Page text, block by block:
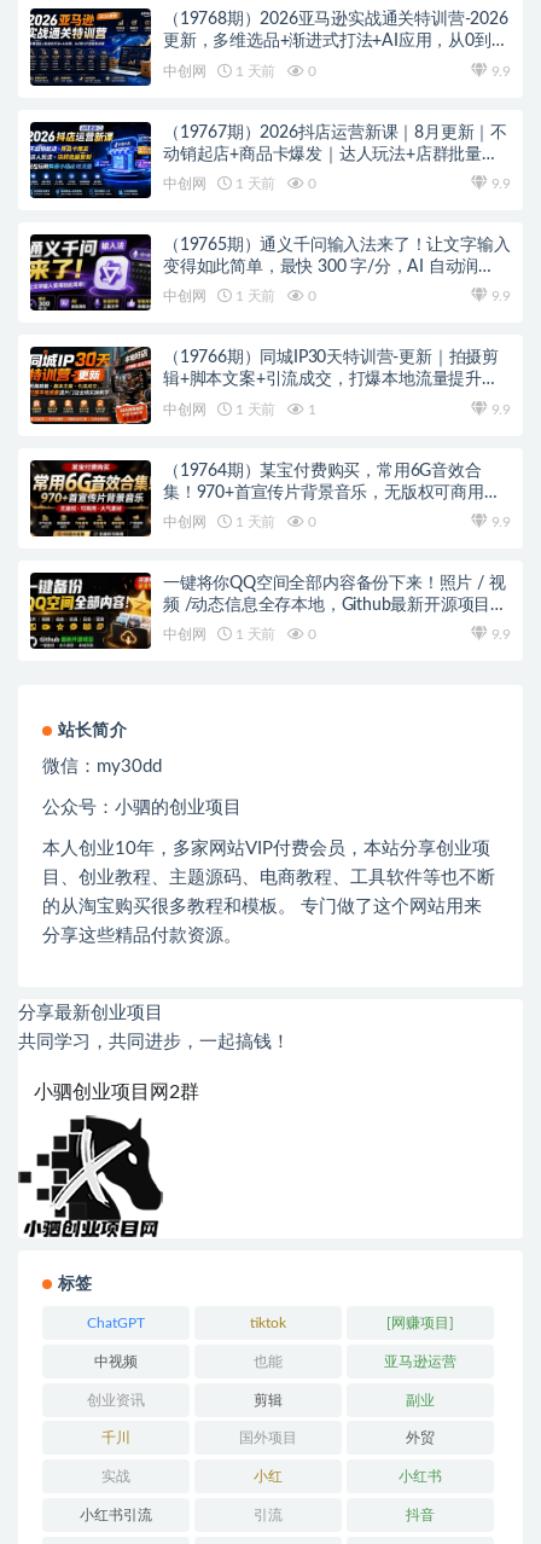
（19768期）2026亚马逊实战通关特训营-2026
更新，多维选品+渐进式打法+AI应用，从0到1
打造盈利店铺
中创网 1 天前 0 9.9
（19767期）2026抖店运营新课｜8月更新｜不
动销起店+商品卡爆发｜达人玩法+店群批量复
制｜轻松玩转抖音小店全域流量
中创网 1 天前 0 9.9
（19765期）通义千问输入法来了！让文字输入
变得如此简单，最快 300 字/分，AI 自动润
色，说话秒变工整文字
中创网 1 天前 0 9.9
（19766期）同城IP30天特训营-更新｜拍摄剪
辑+脚本文案+引流成交，打爆本地流量提升门
店业绩实操教学
中创网 1 天前 1 9.9
（19764期）某宝付费购买，常用6G音效合
集！970+首宣传片背景音乐，无版权可商用大
气素材，分类清晰，高质量内容
中创网 1 天前 0 9.9
一键将你QQ空间全部内容备份下来！照片 / 视
频 /动态信息全存本地，Github最新开源项目
QzoneArchive
中创网 1 天前 0 9.9
站长简介
微信： my30dd
公众号：小驷的创业项目
本人创业10年，多家网站VIP付费会员，本站分享创业项
目、创业教程、主题源码、电商教程、工具软件等也不断
的从淘宝购买很多教程和模板。 专门做了这个网站用来
分享这些精品付款资源。
分享最新创业项目
共同学习，共同进步，一起搞钱！
小驷创业项目网2群
标签
ChatGPT tiktok [网赚项目]
中视频 也能 亚马逊运营
创业资讯 剪辑 副业
千川 国外项目 外贸
实战 小红 小红书
小红书引流 引流 抖音